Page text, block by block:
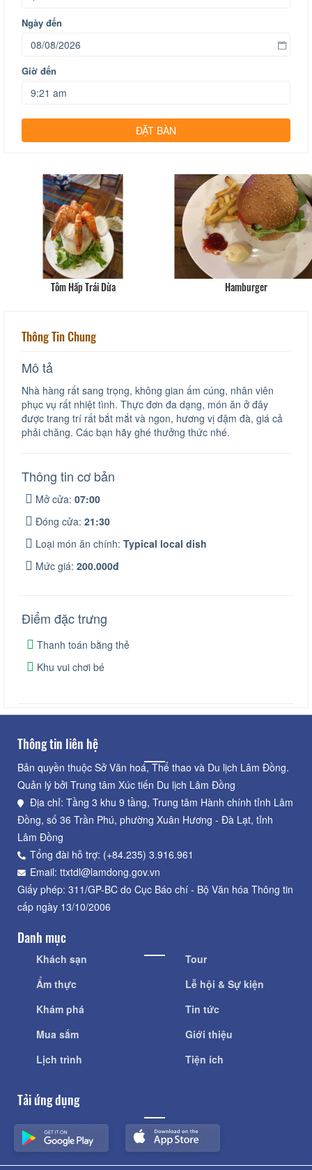
Ngày đến
Giờ đến
Tôm Hấp Trái Dừa Hamburger
Thông Tin Chung
Mô tả
Nhà hàng rất sang trọng, không gian ấm cúng, nhân viên
phục vụ rất nhiệt tình. Thực đơn đa dạng, món ăn ở đây
được trang trí rất bắt mắt và ngon, hương vị đậm đà, giá cả
phải chăng. Các bạn hãy ghé thưởng thức nhé.
Thông tin cơ bản
Mở cửa: 07:00
Đóng cửa: 21:30
Loại món ăn chính: Typical local dish
Mức giá: 200.000đ
Điểm đặc trưng
Thanh toán bằng thẻ
Khu vui chơi bé
Thông tin liên hệ
Bản quyền thuộc Sở Văn hoá, Thể thao và Du lịch Lâm Đồng.
Quản lý bởi Trung tâm Xúc tiến Du lịch Lâm Đồng
Địa chỉ: Tầng 3 khu 9 tầng, Trung tâm Hành chính tỉnh Lâm
Đồng, số 36 Trần Phú, phường Xuân Hương - Đà Lạt, tỉnh
Lâm Đồng
Tổng đài hỗ trợ: (+84.235) 3.916.961
Email: ttxtdl@lamdong.gov.vn
Giấy phép: 311/GP-BC do Cục Báo chí - Bộ Văn hóa Thông tin
cấp ngày 13/10/2006
Danh mục
Khách sạn
Ẩm thực
Khám phá
Mua sắm
Lịch trình
Tour
Lễ hội & Sự kiện
Tin tức
Giới thiệu
Tiện ích
Tải ứng dụng